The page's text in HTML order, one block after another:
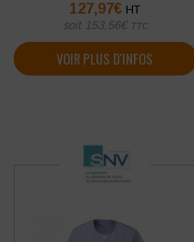
127,97€ HT
soit 153,56€ TTC
VOIR PLUS D'INFOS